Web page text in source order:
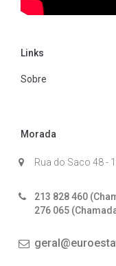
Links
Sobre
Morada
Rua do Saco 48 -
213 828 460
276 065